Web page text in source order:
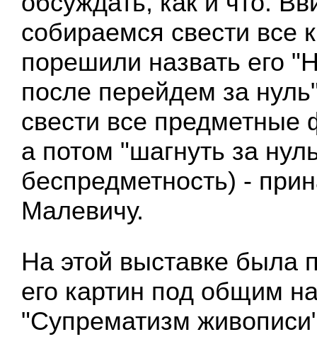
собираемся свести все
порешили назвать его
после перейдем за
свести все
а потом "шагнуть за
беспредметность) -
Малевичу.
На этой выставке была
его картин под общим
"Супрематизм